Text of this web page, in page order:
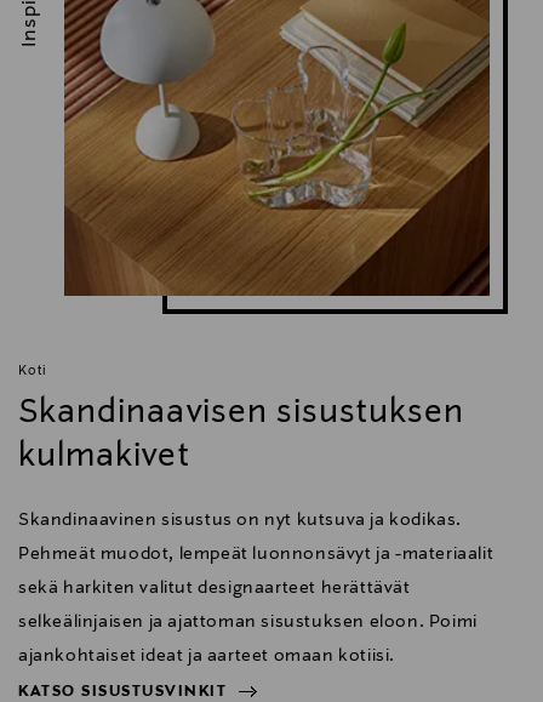
Koti
Skandinaavisen sisustuksen
kulmakivet
Skandinaavinen sisustus on nyt kutsuva ja kodikas.
Pehmeät muodot, lempeät luonnonsävyt ja -materiaalit
sekä harkiten valitut designaarteet herättävät
selkeälinjaisen ja ajattoman sisustuksen eloon. Poimi
ajankohtaiset ideat ja aarteet omaan kotiisi.
KATSO SISUSTUSVINKIT